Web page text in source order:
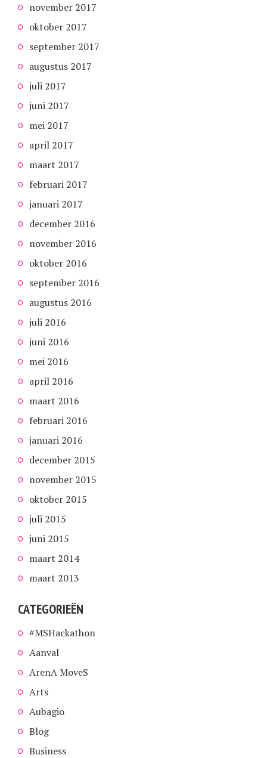
november 2017
oktober 2017
september 2017
augustus 2017
juli 2017
juni 2017
mei 2017
april 2017
maart 2017
februari 2017
januari 2017
december 2016
november 2016
oktober 2016
september 2016
augustus 2016
juli 2016
juni 2016
mei 2016
april 2016
maart 2016
februari 2016
januari 2016
december 2015
november 2015
oktober 2015
juli 2015
juni 2015
maart 2014
maart 2013
CATEGORIEËN
#MSHackathon
Aanval
ArenA MoveS
Arts
Aubagio
Blog
Business